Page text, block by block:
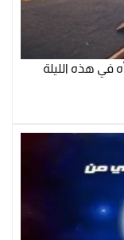
في هذه الليلة